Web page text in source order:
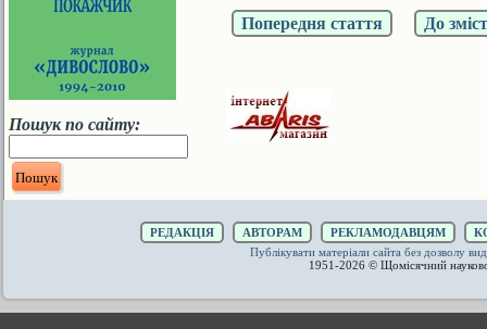
Пошук по сайту:
Попередня стаття До
РЕДАКЦІЯ АВТОРАМ РЕКЛАМОДАВЦЯМ
Публікувати матеріали сайта без дозволу
1951-2026 © Щомісячний